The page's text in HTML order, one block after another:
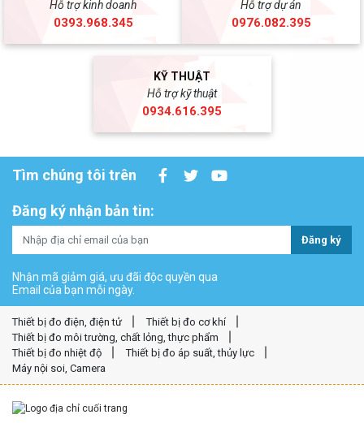
Hỗ trợ kinh doanh
0393.968.345
Hỗ trợ dự án
0976.082.395
KỸ THUẬT
Hỗ trợ kỹ thuật
0934.616.395
Tìm chúng tôi trên
Đăng ký nhận bản tin:
Đăng ký
Nhận mã giảm giá, ưu đãi độc quyền qua
Email của bạn mỗi ngày.
Thiết bị đo điện, điện tử
Thiết bị đo cơ khí
Thiết bị đo môi trường, chất lỏng, thực phẩm
Thiết bị đo nhiệt độ
Thiết bị đo áp suất, thủy lực
Máy nội soi, Camera